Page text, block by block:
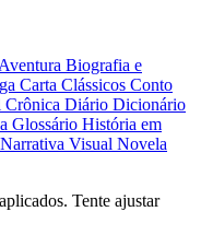
Biografia e
Carta Clássicos Conto
Crônica Diário Dicionário
Glossário História em
Narrativa Visual Novela
Tente ajustar